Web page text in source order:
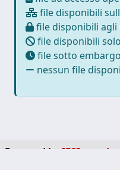
file disponibili
file disponibili
file disponibili
file sotto embargo
nessun file
Powered by IRIS